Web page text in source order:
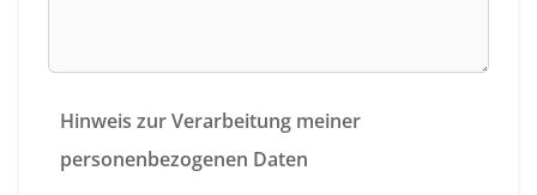
Hinweis zur Verarbeitung meiner
personenbezogenen Daten